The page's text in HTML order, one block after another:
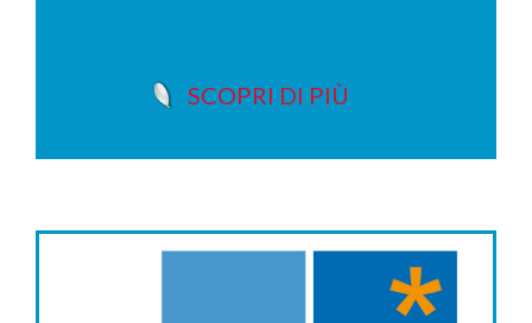
SCOPRI DI PIÙ